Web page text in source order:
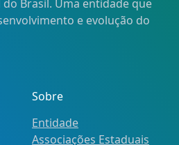
Brasil. Uma entidade que
e evolução do
Sobre
Entidade
Associações Estaduais